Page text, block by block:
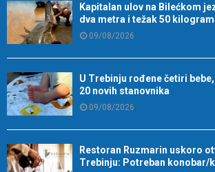
Kapitalan ulov na Bilećkom
dva metra i težak 50
09/08/2026
U Trebinju rođene četiri
20 novih stanovnika
09/08/2026
Restoran Ruzmarin uskoro
Trebinju: Potreban konobar/